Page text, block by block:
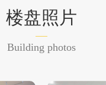
楼盘照片
Building photos